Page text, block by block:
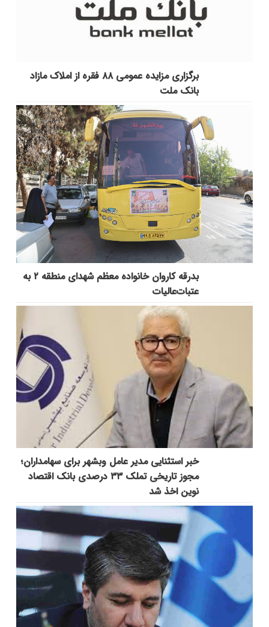
برگزاری مزایده عمومی ۸۸ فقره از املاک مازاد
بانک ملت
بدرقه کاروان خانواده معظم شهدای منطقه ۲ به
عتبات‌عالیات
خبر استثنایی مدیر عامل وبشهر برای سهامداران؛
مجوز تاریخی تملک ۳۳ درصدی بانک اقتصاد
نوین اخذ شد